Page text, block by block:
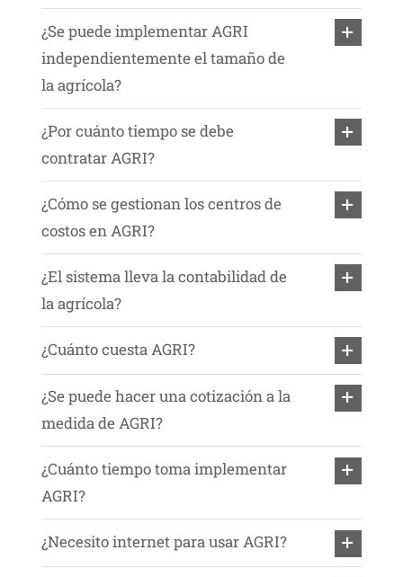
¿Se puede implementar AGRI
independientemente el tamaño de
la agrícola?
¿Por cuánto tiempo se debe
contratar AGRI?
¿Cómo se gestionan los centros de
costos en AGRI?
¿El sistema lleva la contabilidad de
la agrícola?
¿Cuánto cuesta AGRI?
¿Se puede hacer una cotización a la
medida de AGRI?
¿Cuánto tiempo toma implementar
AGRI?
¿Necesito internet para usar AGRI?